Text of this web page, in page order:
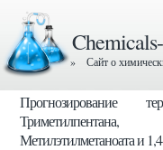
» Сайт о
Прогнозирование
Триметилпентана,
Метилэтилметаноата и